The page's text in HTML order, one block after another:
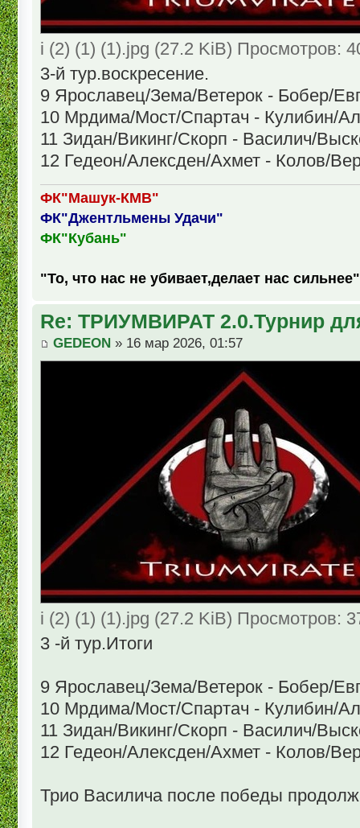
i (2) (1) (1).jpg (27.2 KiB) Просмотров:
3-й тур.воскресение.
9 Ярославец/Зема/Ветерок - Бобер/
10 Мрдима/Мост/Спартач - Кулибин/
11 Зидан/Викинг/Скорп - Василич/
12 Гедеон/Алексден/Ахмет - Колов/
ФК"Машук-КМВ"
ФК"Джентльмены Удачи"
ФК"Кубань"
"То, что нас не убивает,делает нас сильнее"
Re: ТРИУМВИРАТ 2.0.Турнир
GEDEON » 16 мар 2026, 01:57
i (2) (1) (1).jpg (27.2 KiB) Просмотров:
3 -й тур.Итоги
9 Ярославец/Зема/Ветерок - Бобер/
10 Мрдима/Мост/Спартач - Кулибин/
11 Зидан/Викинг/Скорп - Василич/
12 Гедеон/Алексден/Ахмет - Колов/
Трио Василича после победы